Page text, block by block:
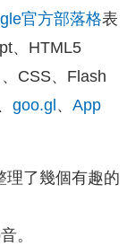
官方部落格表
、HTML5
CSS、Flash
goo.gl、 App
理了幾個有趣的
。